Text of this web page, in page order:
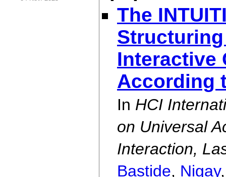
The
Interactive
According
In HCI
on Universal
Interaction,
Bastide, Nigay